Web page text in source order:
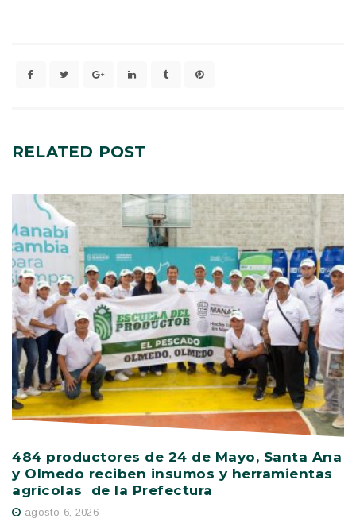
RELATED POST
484 productores de 24 de Mayo, Santa Ana
y Olmedo reciben insumos y herramientas
agrícolas de la Prefectura
agosto 6, 2026